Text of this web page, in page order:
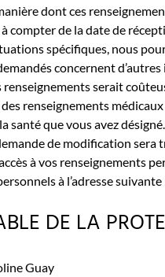
dont ces
compter de la date de
spécifiques, nous
concernent
renseignements serait
renseignements
santé que vous avez
de modification sera
à vos renseignements
à l’adresse suivante
DE LA
Guay